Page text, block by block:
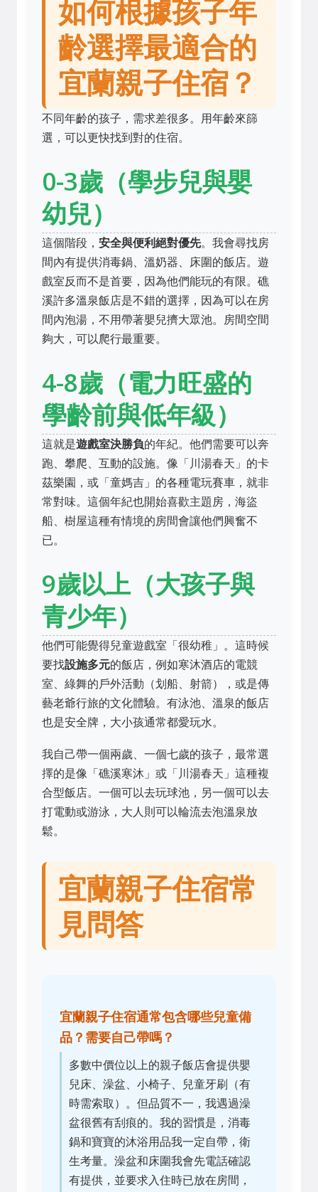
如何根據孩子年
齡選擇最適合的
宜蘭親子住宿？
不同年齡的孩子，需求差很多。用年齡來篩
選，可以更快找到對的住宿。
0-3歲（學步兒與嬰
幼兒）
這個階段， 安全與便利絕對優先。我會尋找房
間內有提供消毒鍋、溫奶器、床圍的飯店。遊
戲室反而不是首要，因為他們能玩的有限。礁
溪許多溫泉飯店是不錯的選擇，因為可以在房
間內泡湯，不用帶著嬰兒擠大眾池。房間空間
夠大，可以爬行最重要。
4-8歲（電力旺盛的
學齡前與低年級）
這就是遊戲室決勝負的年紀。他們需要可以奔
跑、攀爬、互動的設施。像「川湯春天」的卡
茲樂園，或「童媽吉」的各種電玩賽車，就非
常對味。這個年紀也開始喜歡主題房，海盜
船、樹屋這種有情境的房間會讓他們興奮不
已。
9歲以上（大孩子與
青少年）
他們可能覺得兒童遊戲室「很幼稚」。這時候
要找設施多元的飯店，例如寒沐酒店的電競
室、綠舞的戶外活動（划船、射箭），或是傳
藝老爺行旅的文化體驗。有泳池、溫泉的飯店
也是安全牌，大小孩通常都愛玩水。
我自己帶一個兩歲、一個七歲的孩子，最常選
擇的是像「礁溪寒沐」或「川湯春天」這種複
合型飯店。一個可以去玩球池，另一個可以去
打電動或游泳，大人則可以輪流去泡溫泉放
鬆。
宜蘭親子住宿常
見問答
宜蘭親子住宿通常包含哪些兒童備
品？需要自己帶嗎？
多數中價位以上的親子飯店會提供嬰
兒床、澡盆、小椅子、兒童牙刷（有
時需索取）。但品質不一，我遇過澡
盆很舊有刮痕的。我的習慣是，消毒
鍋和寶寶的沐浴用品我一定自帶，衛
生考量。澡盆和床圍我會先電話確認
有提供，並要求入住時已放在房間，